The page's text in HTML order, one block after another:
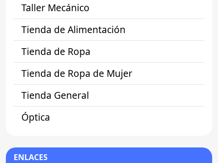
Taller Mecánico
Tienda de Alimentación
Tienda de Ropa
Tienda de Ropa de Mujer
Tienda General
Óptica
ENLACES